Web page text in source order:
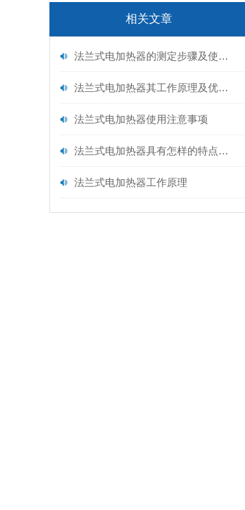
相关文章
法兰式电加热器的测定步骤及使用注意事项如下
法兰式电加热器其工作原理及优点分别如下
法兰式电加热器使用注意事项
法兰式电加热器具有怎样的特点呢？
法兰式电加热器工作原理